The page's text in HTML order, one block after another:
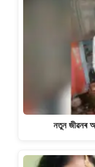
নতুন জীৱনৰ